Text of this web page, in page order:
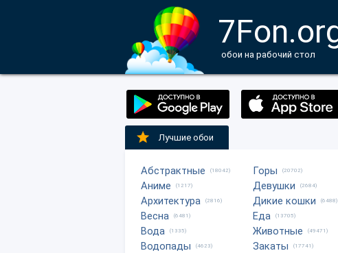
обои на рабочий стол
Лучшие обои
Абстрактные (18042)
Аниме (1217)
Архитектура (2816)
Весна (6481)
Вода (1335)
Водопады (4623)
Горы (20702)
Девушки (2684)
Дикие кошки (6488)
Еда (13705)
Животные (49471)
Закаты (17741)